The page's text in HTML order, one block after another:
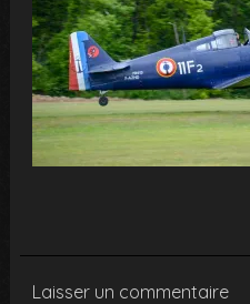
Laisser un commentaire